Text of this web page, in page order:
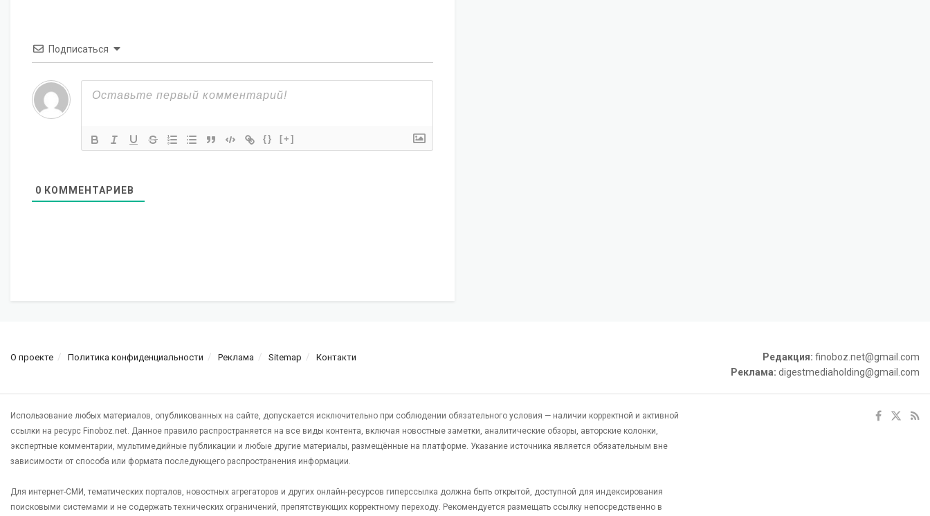
Подписаться
{} [+]
0 КОММЕНТАРИЕВ
О проекте Политика конфиденциальности Реклама Sitemap Контакти Редакция: finoboz.net@gmail.com
Реклама: digestmediaholding@gmail.com
Использование любых материалов, опубликованных на сайте, допускается исключительно при соблюдении обязательного условия — наличии корректной и активной
ссылки на ресурс Finoboz.net. Данное правило распространяется на все виды контента, включая новостные заметки, аналитические обзоры, авторские колонки,
экспертные комментарии, мультимедийные публикации и любые другие материалы, размещённые на платформе. Указание источника является обязательным вне
зависимости от способа или формата последующего распространения информации.
Для интернет-СМИ, тематических порталов, новостных агрегаторов и других онлайн-ресурсов гиперссылка должна быть открытой, доступной для индексирования
поисковыми системами и не содержать технических ограничений, препятствующих корректному переходу. Рекомендуется размещать ссылку непосредственно в